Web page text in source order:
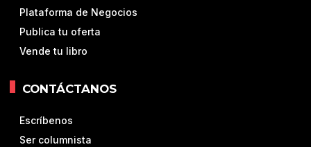
Plataforma de Negocios
Publica tu oferta
Vende tu libro
CONTÁCTANOS
Escríbenos
Ser columnista